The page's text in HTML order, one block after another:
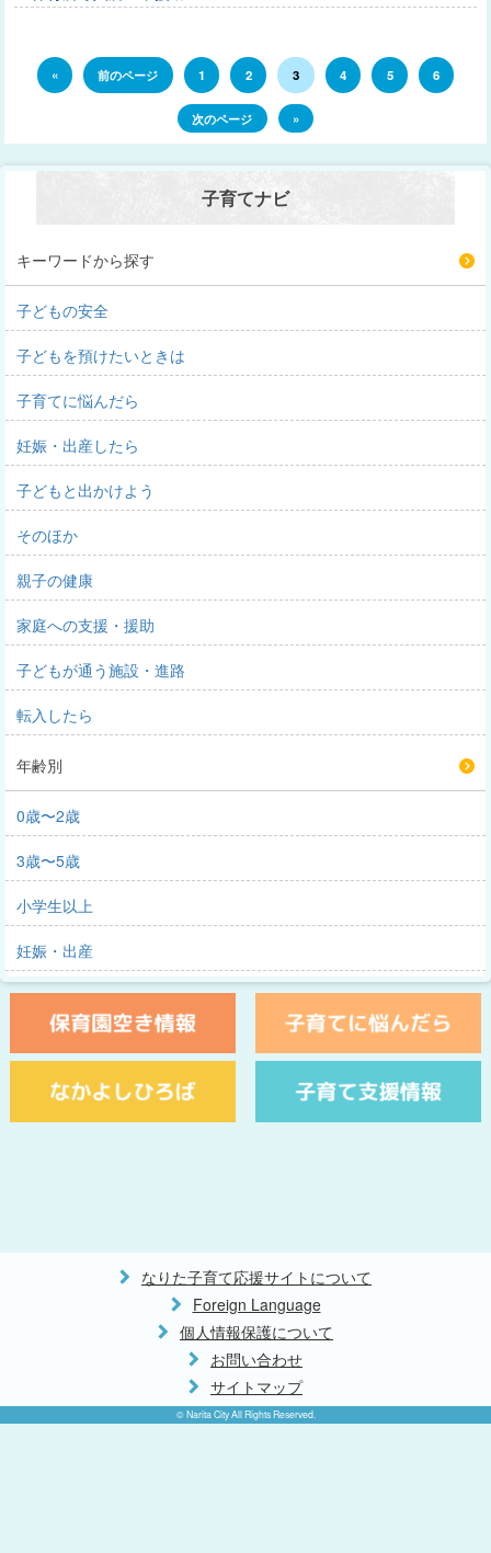
« 前のページ 1 2 3 4 5 6
次のページ »
子育てナビ
キーワードから探す
子どもの安全
子どもを預けたいときは
子育てに悩んだら
妊娠・出産したら
子どもと出かけよう
そのほか
親子の健康
家庭への支援・援助
子どもが通う施設・進路
転入したら
年齢別
0歳〜2歳
3歳〜5歳
小学生以上
妊娠・出産
なりた子育て応援サイトについて
Foreign Language
個人情報保護について
お問い合わせ
サイトマップ
© Narita City All Rights Reserved.